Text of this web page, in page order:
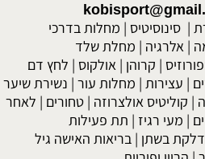
| סינוסיטיס | מחלות בדרכי
| אלרגיה | מחלת שלד
| קרוהן | אולקוס | לחץ דם
| עצירות | מחלות עור | נשירת שיער
| קוליטיס אולצרוזה |טחורים | לאחר
| מעי רגיז | תת פעילות
דלקת בשתן | בריאות האישה גיל